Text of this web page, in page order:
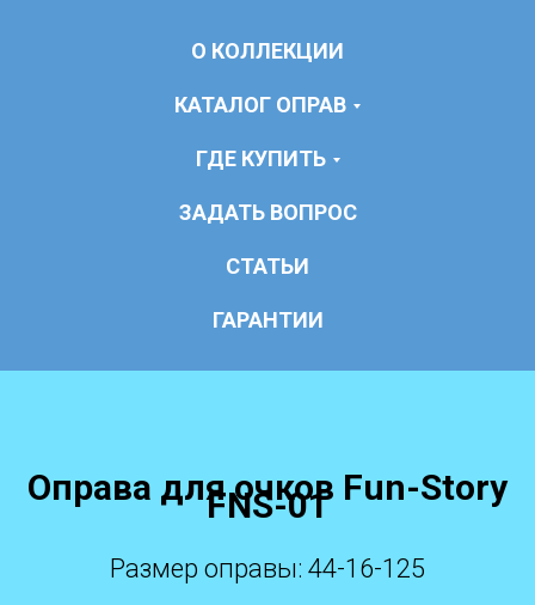
О КОЛЛЕКЦИИ
КАТАЛОГ ОПРАВ
ГДЕ КУПИТЬ
ЗАДАТЬ ВОПРОС
СТАТЬИ
ГАРАНТИИ
Оправа для очков Fun-Story
FNS-01
Размер оправы: 44-16-125